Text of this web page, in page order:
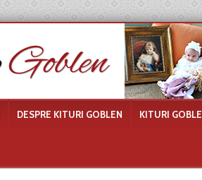
DESPRE KITURI GOBLEN KITURI